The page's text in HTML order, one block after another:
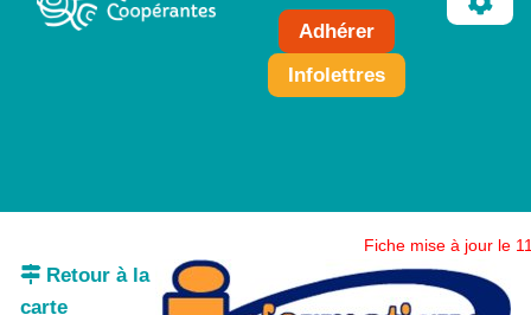
Adhérer
Infolettres
Fiche mise à jour le
Retour à la
carte